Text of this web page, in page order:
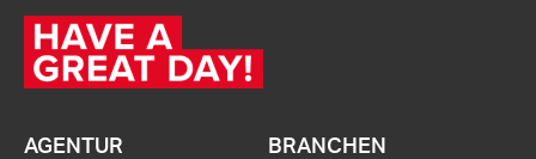
AGENTUR BRANCHEN